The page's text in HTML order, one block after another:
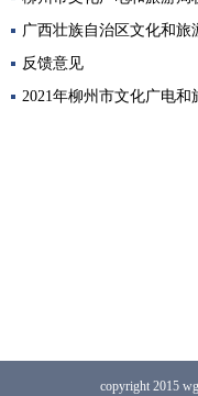
反馈意见
copyright 2015